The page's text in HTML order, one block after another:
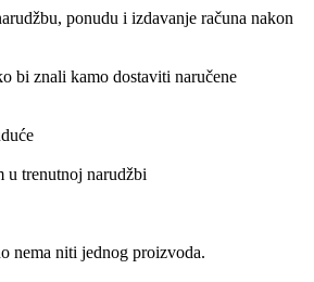
ponudu i izdavanje računa nakon
bi znali kamo dostaviti naručene
u trenutnoj narudžbi
nema niti jednog proizvoda.